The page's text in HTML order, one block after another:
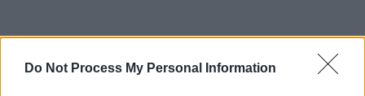
Do Not Process My Personal Information
Alle Sender